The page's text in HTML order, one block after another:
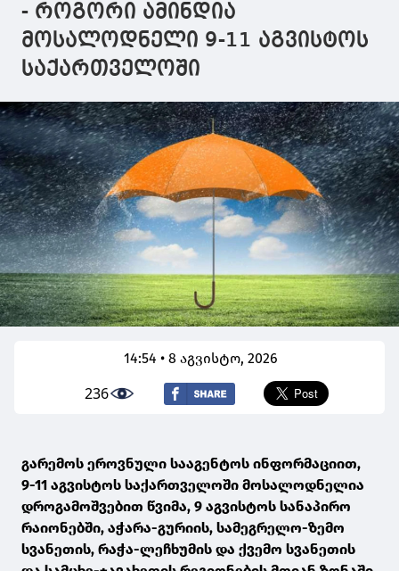
- როგორი ამინდია
მოსალოდნელი 9-11 აგვისტოს
საქართველოში
14:54 • 8 აგვისტო, 2026
236
გარემოს ეროვნული სააგენტოს ინფორმაციით,
9-11 აგვისტოს საქართველოში მოსალოდნელია
დროგამოშვებით წვიმა, 9 აგვისტოს სანაპირო
რაიონებში, აჭარა-გურიის, სამეგრელო-ზემო
სვანეთის, რაჭა-ლეჩხუმის და ქვემო სვანეთის